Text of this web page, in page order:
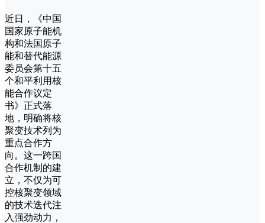
近日，《中国
国家原子能机
构和法国原子
能和替代能源
委员会第十五
个和平利用核
能合作议定
书》正式落
地，明确将核
聚变技术列为
重点合作方
向。这一跨国
合作机制的建
立，不仅为可
控核聚变领域
的技术迭代注
入强劲动力，